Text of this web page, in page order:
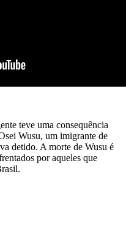
teve uma consequência
Wusu, um imigrante de
detido. A morte de Wusu é
por aqueles que